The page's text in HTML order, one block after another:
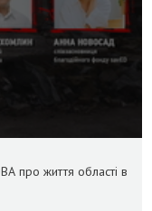
про життя області в